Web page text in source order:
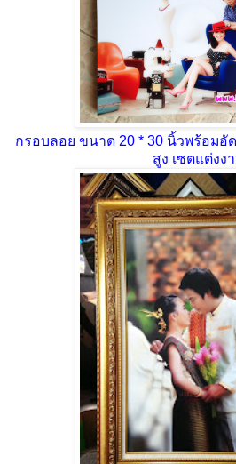
กรอบลอย ขนาด 20 * 30 นิ้วพร้อมอั
สูง เซตแต่งง